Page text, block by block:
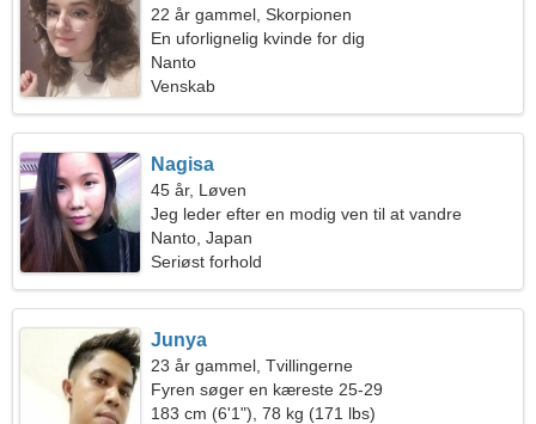
22 år gammel, Skorpionen
En uforlignelig kvinde for dig
Nanto
Venskab
Nagisa
45 år, Løven
Jeg leder efter en modig ven til at vandre
sammen
Nanto, Japan
Seriøst forhold
Junya
23 år gammel, Tvillingerne
Fyren søger en kæreste 25-29
183 cm (6'1"), 78 kg (171 lbs)